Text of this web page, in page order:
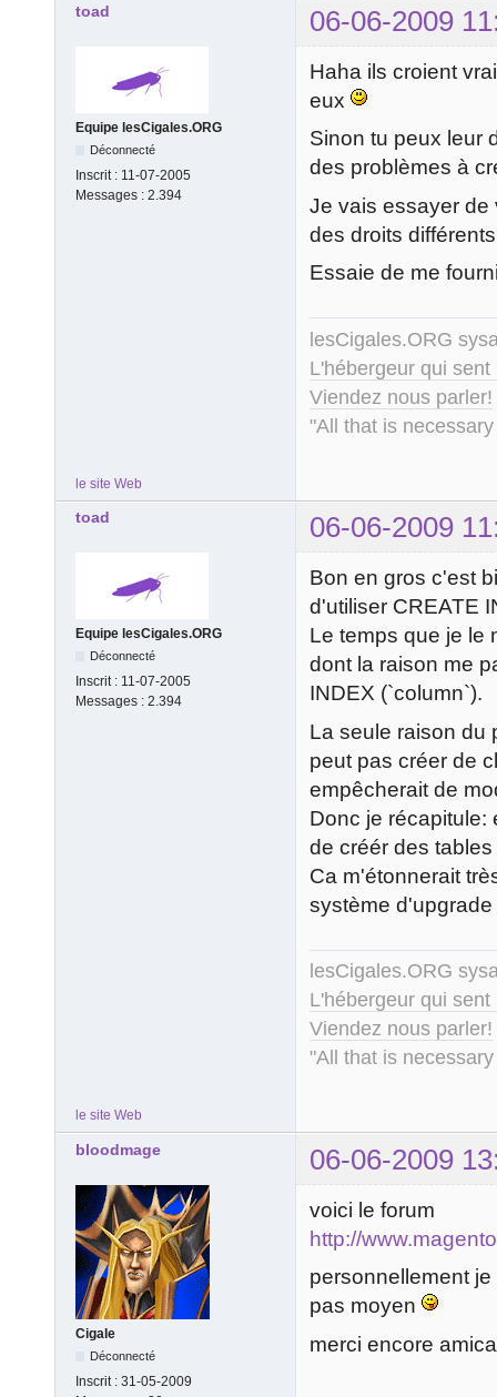
toad 06-06-2009
Equipe lesCigales.ORG
Déconnecté
Inscrit : 11-07-2005
Messages : 2.394
Haha ils croient
eux
Sinon tu peux leur
des problèmes à
Je vais essayer de
des droits
Essaie de me
lesCigales.ORG
L'hébergeur qui
Viendez nous parler!
"All that is
le site Web
toad 06-06-2009
Equipe lesCigales.ORG
Déconnecté
Inscrit : 11-07-2005
Messages : 2.394
Bon en gros c'est
d'utiliser CREATE
Le temps que je le
dont la raison me
INDEX (`column`).
La seule raison du
peut pas créer de
empêcherait de
Donc je récapitule:
de créér des
Ca m'étonnerait
système
lesCigales.ORG
L'hébergeur qui
Viendez nous parler!
"All that is
le site Web
bloodmage 06-06-2009
Cigale
Déconnecté
Inscrit : 31-05-2009
voici le forum
http://
personnellement
pas moyen
merci encore